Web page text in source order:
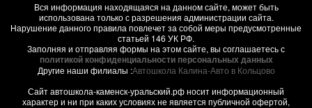
Вся информация находящаяся на данном сайте, может быть
использована только с разрешения администрации сайта.
Нарушение данного правила повлечет за собой меры предусмотренные
статьей 146 УК РФ.
Заполняя и отправляя формы на этом сайте, вы соглашаетесь с
политикой конфиденциальности персональных данных
Другие наши филиалы :Автошкола Калина-Авто в Кольцово
Сайт автошкола-каменск-уральский.рф носит информационный
характер и ни при каких условиях не является публичной офертой,